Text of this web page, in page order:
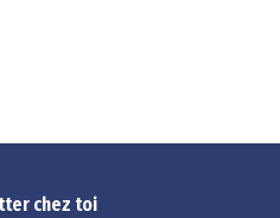
chez toi